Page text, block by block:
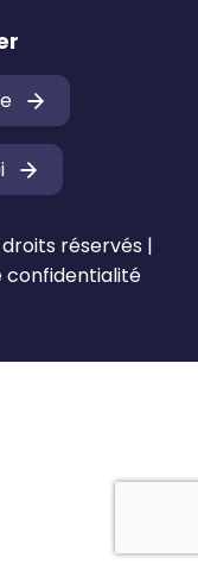
droits réservés |
confidentialité